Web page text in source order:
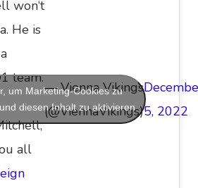
won‘t
He is
team.
all
— Vienna Vikings
(@ViennaVikings)5, 2022
um Marketing-Cookies zu
diesen Inhalt zu aktivieren